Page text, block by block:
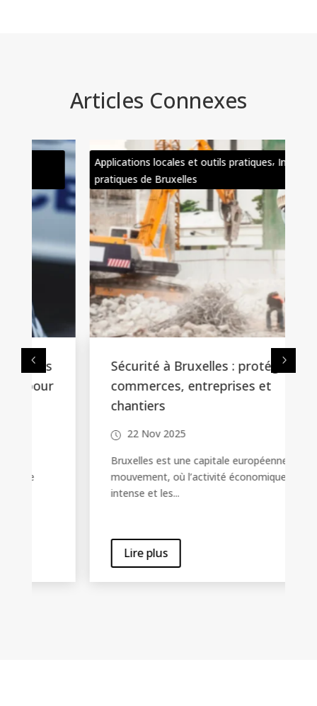
Articles Connexes
Applications locales et outils pratiques, Infos
pratiques de Bruxelles
Sécurité à Bruxelles : protéger
commerces, entreprises et
chantiers
22 Nov 2025
Bruxelles est une capitale européenne en
mouvement, où l’activité économique est
intense et les...